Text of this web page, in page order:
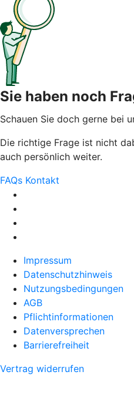
Sie haben noch
Schauen Sie doch gerne bei
Die richtige Frage ist nicht
auch persönlich weiter.
FAQs Kontakt
Impressum
Datenschutzhinweis
Nutzungsbedingungen
AGB
Pflichtinformationen
Datenversprechen
Barrierefreiheit
Vertrag widerrufen